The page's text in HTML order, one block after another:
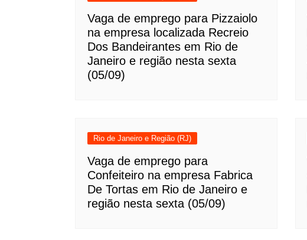
Vaga de emprego para Pizzaiolo
na empresa localizada Recreio
Dos Bandeirantes em Rio de
Janeiro e região nesta sexta
(05/09)
Rio de Janeiro e Região (RJ)
Vaga de emprego para
Confeiteiro na empresa Fabrica
De Tortas em Rio de Janeiro e
região nesta sexta (05/09)